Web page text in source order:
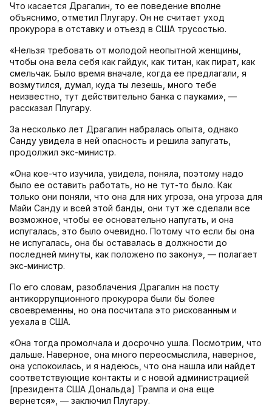
Что касается Драгалин, то ее поведение вполне
объяснимо, отметил Плугару. Он не считает уход
прокурора в отставку и отъезд в США трусостью.
«Нельзя требовать от молодой неопытной женщины,
чтобы она вела себя как гайдук, как титан, как пират, как
смельчак. Было время вначале, когда ее предлагали, я
возмутился, думал, куда ты лезешь, много тебе
неизвестно, тут действительно банка с пауками», —
рассказал Плугару.
За несколько лет Драгалин набралась опыта, однако
Санду увидела в ней опасность и решила запугать,
продолжил экс-министр.
«Она кое-что изучила, увидела, поняла, поэтому надо
было ее оставить работать, но не тут-то было. Как
только они поняли, что она для них угроза, она угроза для
Майи Санду и всей этой банды, они тут же сделали все
возможное, чтобы ее основательно напугать, и она
испугалась, это было очевидно. Потому что если бы она
не испугалась, она бы оставалась в должности до
последней минуты, как положено по закону», — полагает
экс-министр.
По его словам, разоблачения Драгалин на посту
антикоррупционного прокурора были бы более
своевременны, но она посчитала это рискованным и
уехала в США.
«Она тогда промолчала и досрочно ушла. Посмотрим, что
дальше. Наверное, она много переосмыслила, наверное,
она успокоилась, и я надеюсь, что она нашла или найдет
соответствующие контакты и с новой администрацией
[президента США Дональда] Трампа и она еще
вернется», — заключил Плугару.